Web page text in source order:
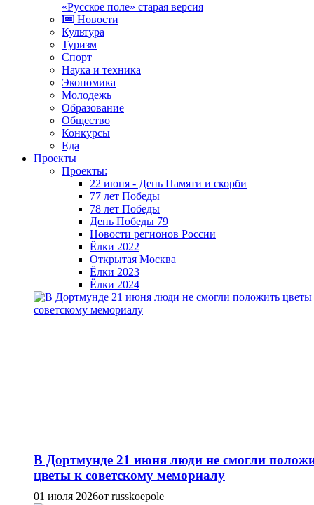
«Русское поле» старая версия
Новости
Культура
Туризм
Спорт
Наука и техника
Экономика
Молодежь
Образование
Общество
Конкурсы
Еда
Проекты
Проекты:
22 июня - День Памяти и скорби
77 лет Победы
78 лет Победы
День Победы 79
Новости регионов России
Ёлки 2022
Открытая Москва
Ёлки 2023
Ёлки 2024
В Дортмунде 21 июня люди не смогли
цветы к советскому мемориалу
01 июля 2026от russkoepole